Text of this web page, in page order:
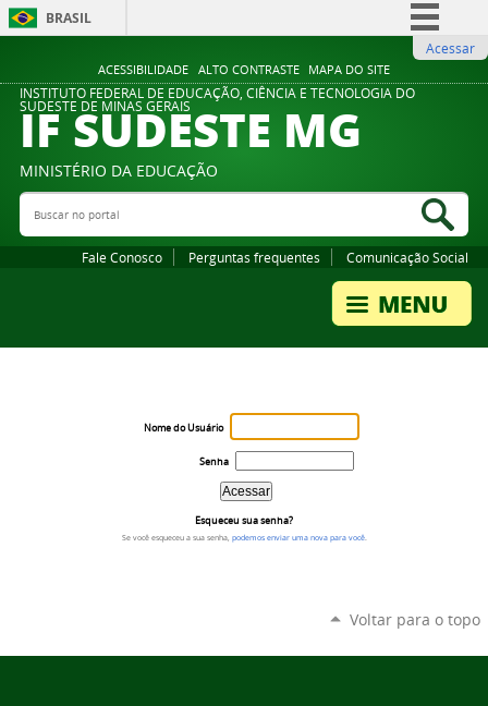
ACESSIBILIDADE ALTO CONTRASTE MAPA DO SITE
BRASIL
Comunica BR
Participe
Legislação
Acessar
INSTITUTO FEDERAL DE EDUCAÇÃO, CIÊNCIA E TECNOLOGIA DO
SUDESTE DE MINAS GERAIS
IF SUDESTE MG
MINISTÉRIO DA EDUCAÇÃO
Buscar no portal
Fale Conosco Perguntas frequentes Comunicação Social
Nome do Usuário
Senha
Esqueceu sua senha?
Se você esqueceu a sua senha, podemos enviar uma nova para você.
Voltar para o topo